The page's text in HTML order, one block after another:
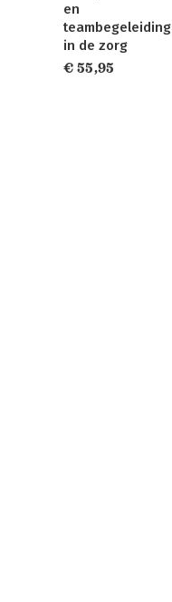
en
teambegeleiding
in de zorg
€ 55,95